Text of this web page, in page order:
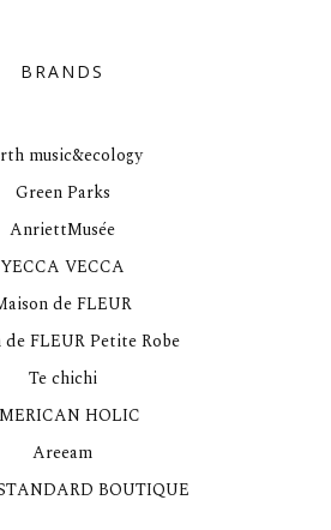
BRANDS
music&ecology
Green Parks
AnriettMusée
YECCA VECCA
de FLEUR
de FLEUR Petite Robe
Te chichi
HOLIC
Areeam
BOUTIQUE